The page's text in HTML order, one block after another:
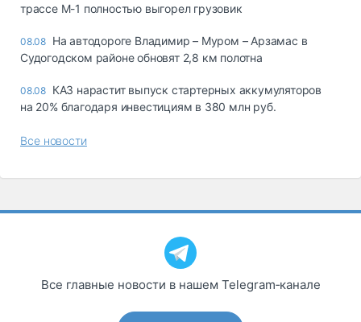
трассе М-1 полностью выгорел грузовик
08.08 На автодороге Владимир – Муром – Арзамас в
Судогодском районе обновят 2,8 км полотна
08.08 КАЗ нарастит выпуск стартерных аккумуляторов
на 20% благодаря инвестициям в 380 млн руб.
Все новости
Все главные новости в нашем Telegram‑канале